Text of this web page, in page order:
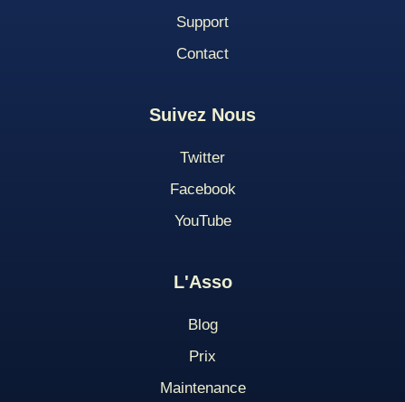
Support
Contact
Suivez Nous
Twitter
Facebook
YouTube
L'Asso
Blog
PriX
Maintenance